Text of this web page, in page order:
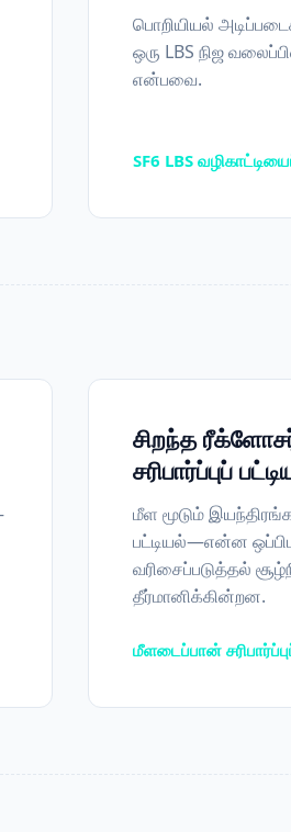
பொறியியல்
ஒரு LBS நிஜ
என்பவை.
SF6 LBS
சிறந்த
சரிபார்ப்புப்
மீள மூடும்
பட்டியல்—என்ன
வரிசைப்படுத்தல்
தீர்மானிக்கின்றன.
மீளடைப்பான்